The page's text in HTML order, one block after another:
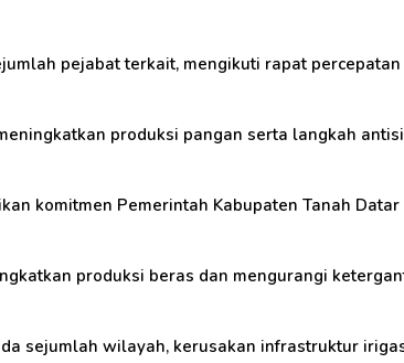
pejabat terkait, mengikuti rapat
produksi pangan serta langkah
komitmen Pemerintah Kabupaten Tanah
produksi beras dan mengurangi
sejumlah wilayah, kerusakan infrastruktur